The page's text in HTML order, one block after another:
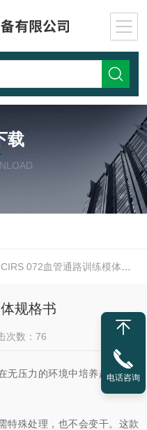
载
CIRS 072血管通路训练模体规格书
规格书
次数：76
无压力的环境中培养超声引导
特殊处理，也不会变干。这款
电话咨询